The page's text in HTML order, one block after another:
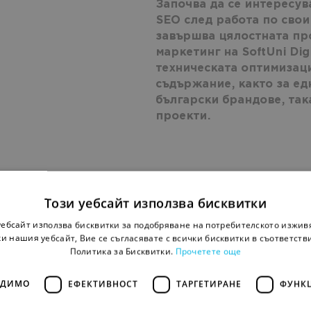
Започва да се
SEO след работа по
завършва цялостната
маркетинг на SoftUni
техническата
съдържание, както за
български брандове,
проекти.
Aналитика
Google Analytics 4
органичния трафик в
Как да свържете
Google Search
Този уебсайт използва бисквитки
използва бисквитки за подобряване на потребителското
нашия уебсайт, Вие се съгласявате с всички бисквитки в
Политика за Бисквитки. Прочетете още
ЕФЕКТИВНОСТ ТАРГЕТИРАНЕ